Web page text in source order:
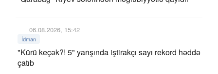
06.08.2026, 15:42
İdman
"Kürü keçək?! 5" yarışında iştirakçı sayı rekord həddə
çatıb